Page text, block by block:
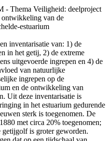
Thema Veiligheid: deelproject
ontwikkeling van de
estuarium
inventarisatie van: 1) de
in het getij, 2) de extreme
uitgevoerde ingrepen en 4) de
van natuurlijke
ingrepen op de
en de ontwikkeling van
Uit deze inventarisatie is
in het estuarium gedurende
sterk is toegenomen. De
met circa 20% toegenomen;
is groter geworden.